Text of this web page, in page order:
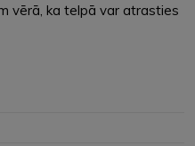
vērā, ka telpā var atrasties